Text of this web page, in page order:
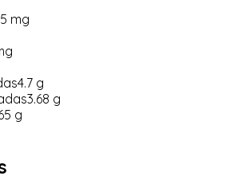
mg
4.7 g
3.68 g
g